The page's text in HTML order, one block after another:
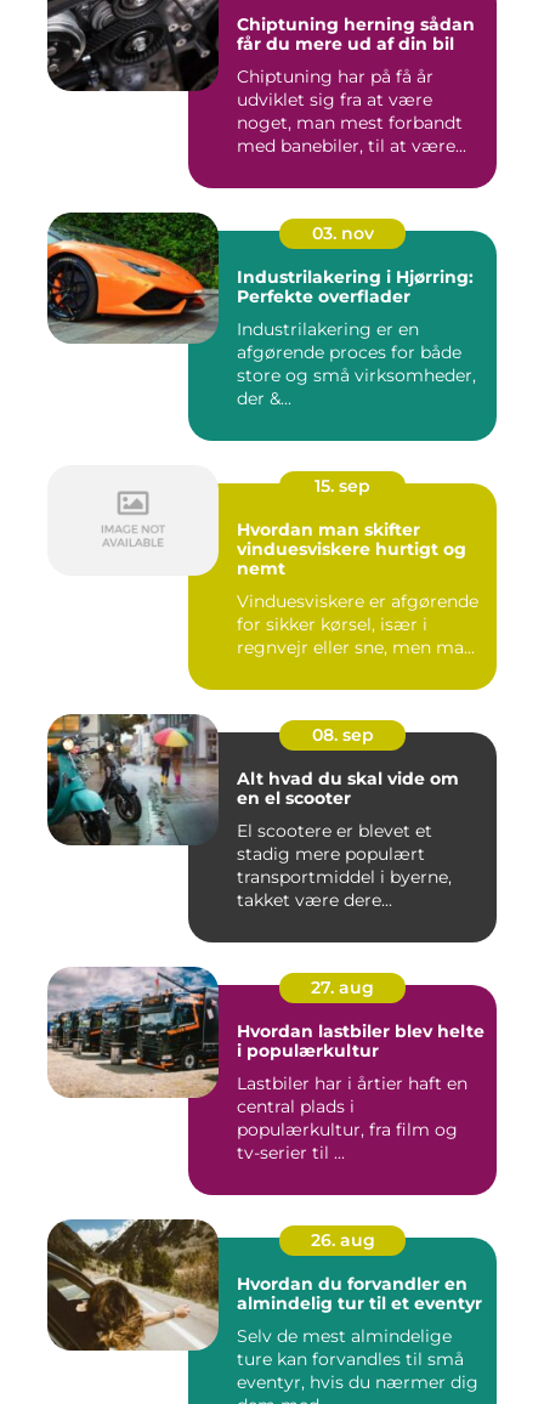
Chiptuning herning sådan
får du mere ud af din bil
Chiptuning har på få år
udviklet sig fra at være
noget, man mest forbandt
med banebiler, til at være...
03. nov
Industrilakering i Hjørring:
Perfekte overflader
Industrilakering er en
afgørende proces for både
store og små virksomheder,
der &...
15. sep
Hvordan man skifter
vinduesviskere hurtigt og
nemt
Vinduesviskere er afgørende
for sikker kørsel, især i
regnvejr eller sne, men ma...
08. sep
Alt hvad du skal vide om
en el scooter
El scootere er blevet et
stadig mere populært
transportmiddel i byerne,
takket være dere...
27. aug
Hvordan lastbiler blev helte
i populærkultur
Lastbiler har i årtier haft en
central plads i
populærkultur, fra film og
tv-serier til ...
26. aug
Hvordan du forvandler en
almindelig tur til et eventyr
Selv de mest almindelige
ture kan forvandles til små
eventyr, hvis du nærmer dig